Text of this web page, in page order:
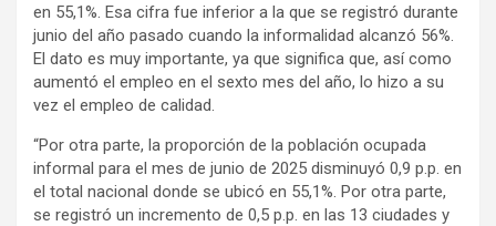
en 55,1%. Esa cifra fue inferior a la que se registró durante
junio del año pasado cuando la informalidad alcanzó 56%.
El dato es muy importante, ya que significa que, así como
aumentó el empleo en el sexto mes del año, lo hizo a su
vez el empleo de calidad.
“Por otra parte, la proporción de la población ocupada
informal para el mes de junio de 2025 disminuyó 0,9 p.p. en
el total nacional donde se ubicó en 55,1%. Por otra parte,
se registró un incremento de 0,5 p.p. en las 13 ciudades y